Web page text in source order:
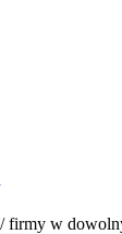
firmy w